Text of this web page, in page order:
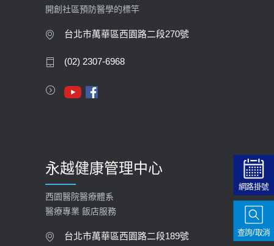
開創社區預防醫學的標竿
台北市萬華區西園路二段270號
(02) 2307-6968
永越健康管理中心
西園醫院醫療體系
醫療專業 飯店服務
台北市萬華區西園路二段189號
網路掛號
查詢/取消